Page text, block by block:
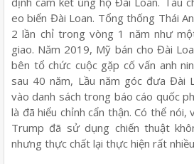
eo biển Đài Loan. Tổng thống Thái
2 lần chỉ trong vòng 1 năm như
giao. Năm 2019, Mỹ bán cho Đài
bên tổ chức cuộc gặp cố vấn anh
sau 40 năm, Lầu năm góc đưa Đài
vào danh sách trong báo cáo quốc
là đã hiểu chỉnh cẩn thận. Có thể nói,
Trump đã sử dụng chiến thuật
nhưng thực chất lại thực hiện rất